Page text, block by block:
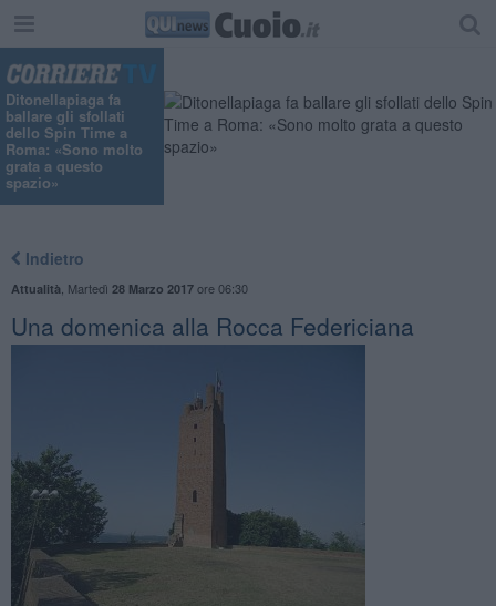
Ditonellapiaga fa
ballare gli sfollati
dello Spin Time a
Roma: «Sono molto
grata a questo
spazio»
Indietro
Attualità Martedì 28 Marzo 2017ore 06:30
Una domenica alla Rocca Federiciana